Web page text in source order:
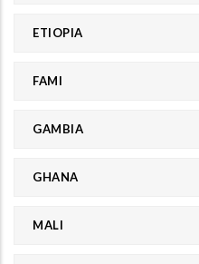
ETIOPIA
FAMI
GAMBIA
GHANA
MALI